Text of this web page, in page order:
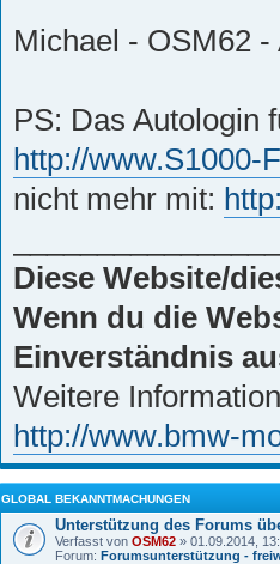
Michael - OSM62
PS: Das Autologin
http://www.S1000-
nicht mehr mit:
Diese Website/
Wenn du die
Einverständnis
Weitere
http://www.bmw-
GLOBAL BEKANNTMACHUNGEN
Unterstützung des Forums
Verfasst von OSM62 » 01.09.2014,
Forum: Forumsunterstützung -